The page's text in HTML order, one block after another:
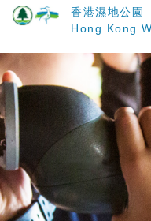
要
內
容
香港濕地公園
Hong Kong